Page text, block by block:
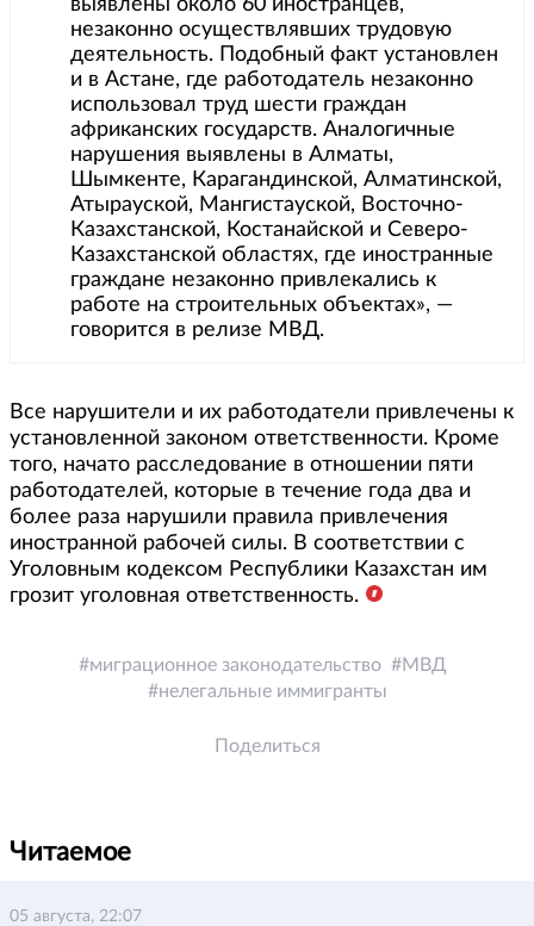
выявлены около 60 иностранцев,
незаконно осуществлявших трудовую
деятельность. Подобный факт установлен
и в Астане, где работодатель незаконно
использовал труд шести граждан
африканских государств. Аналогичные
нарушения выявлены в Алматы,
Шымкенте, Карагандинской, Алматинской,
Атырауской, Мангистауской, Восточно-
Казахстанской, Костанайской и Северо-
Казахстанской областях, где иностранные
граждане незаконно привлекались к
работе на строительных объектах», —
говорится в релизе МВД.
Все нарушители и их работодатели привлечены к
установленной законом ответственности. Кроме
того, начато расследование в отношении пяти
работодателей, которые в течение года два и
более раза нарушили правила привлечения
иностранной рабочей силы. В соответствии с
Уголовным кодексом Республики Казахстан им
грозит уголовная ответственность.
миграционное законодательство
МВД
нелегальные иммигранты
Поделиться
Читаемое
05 августа, 22:07